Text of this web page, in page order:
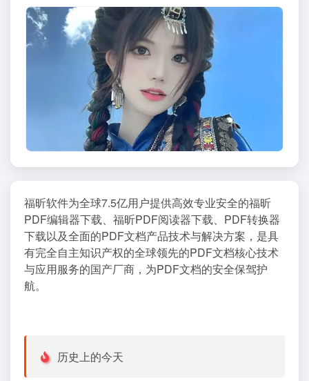
福昕软件为全球7.5亿用户提供高效专业安全的福昕
PDF编辑器下载、福昕PDF阅读器下载、PDF转换器
下载以及全面的PDF文档产品技术与解决方案，是具
有完全自主知识产权的全球领先的PDF文档核心技术
与应用服务的国产厂商，为PDF文档的安全保驾护
航。
历史上的今天